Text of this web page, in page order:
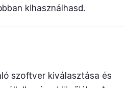
kihasználhasd.
szoftver kiválasztása és